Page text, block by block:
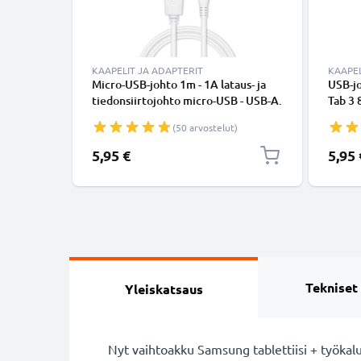
KAAPELIT JA ADAPTERIT
Micro-USB-johto 1m - 1A lataus- ja
tiedonsiirtojohto micro-USB - USB-A.
(50 arvostelut)
5,95 €
USB-
Tab 3
5,95
Yleiskatsaus
Nyt vaihtoakku Samsung tablettiisi +